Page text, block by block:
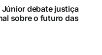
debate justiça
sobre o futuro das